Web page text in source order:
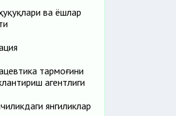
ва ёшлар
тармоғини
агентлиги
янгиликлар